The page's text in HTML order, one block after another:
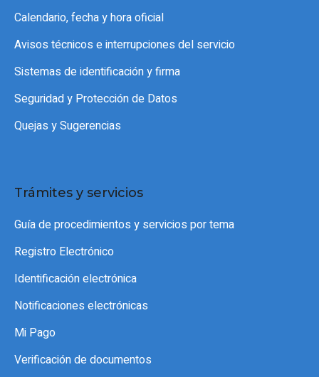
Calendario, fecha y hora oficial
Avisos técnicos e interrupciones del servicio
Sistemas de identificación y firma
Seguridad y Protección de Datos
Quejas y Sugerencias
Trámites y servicios
Guía de procedimientos y servicios por tema
Registro Electrónico
Identificación electrónica
Notificaciones electrónicas
Mi Pago
Verificación de documentos